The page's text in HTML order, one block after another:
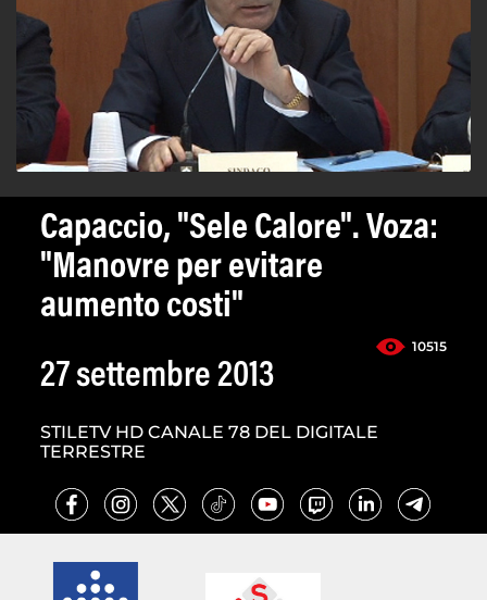
Capaccio, "Sele Calore". Voza:
"Manovre per evitare
aumento costi"
10515
27 settembre 2013
STILETV HD CANALE 78 DEL DIGITALE
TERRESTRE